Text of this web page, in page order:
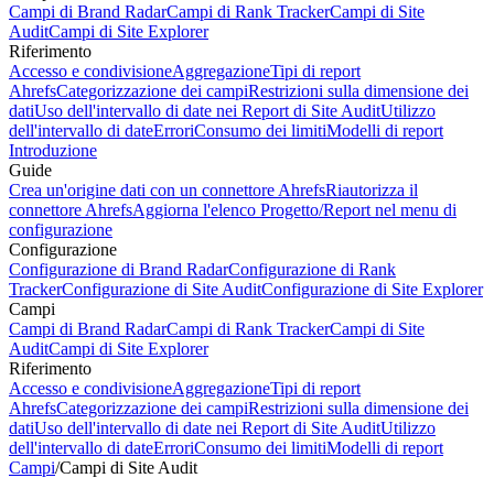
Campi di Brand RadarCampi di Rank TrackerCampi di Site
AuditCampi di Site Explorer
Riferimento
Accesso e condivisioneAggregazioneTipi di report
AhrefsCategorizzazione dei campiRestrizioni sulla dimensione dei
datiUso dell'intervallo di date nei Report di Site AuditUtilizzo
dell'intervallo di dateErroriConsumo dei limitiModelli di report
Introduzione
Guide
Crea un'origine dati con un connettore AhrefsRiautorizza il
connettore AhrefsAggiorna l'elenco Progetto/Report nel menu di
configurazione
Configurazione
Configurazione di Brand RadarConfigurazione di Rank
TrackerConfigurazione di Site AuditConfigurazione di Site Explorer
Campi
Campi di Brand RadarCampi di Rank TrackerCampi di Site
AuditCampi di Site Explorer
Riferimento
Accesso e condivisioneAggregazioneTipi di report
AhrefsCategorizzazione dei campiRestrizioni sulla dimensione dei
datiUso dell'intervallo di date nei Report di Site AuditUtilizzo
dell'intervallo di dateErroriConsumo dei limitiModelli di report
Campi/Campi di Site Audit